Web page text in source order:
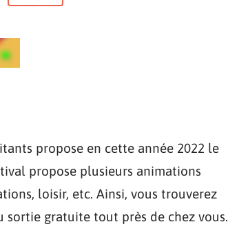
propose en cette année 2022 le
propose plusieurs animations
loisir, etc. Ainsi, vous trouverez
gratuite tout près de chez vous.